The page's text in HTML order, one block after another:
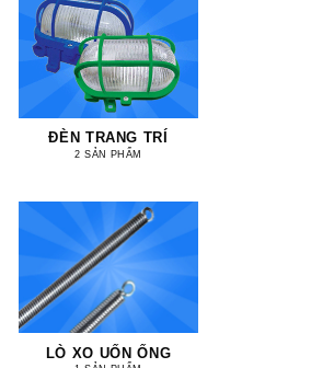
ĐÈN TRANG TRÍ
2 SẢN PHẨM
LÒ XO UỐN ỐNG